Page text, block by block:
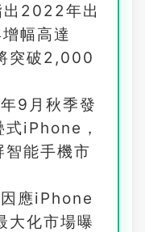
出2022年出
幅高達
突破2,000
9月秋季發
式iPhone，
智能手機市
應iPhone
大化市場曝